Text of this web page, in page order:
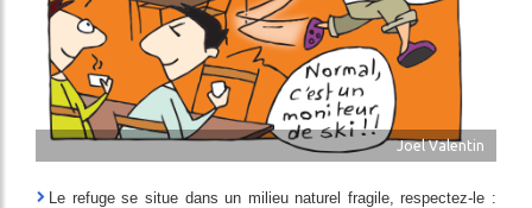
Joel Valentin
Le refuge se situe dans un milieu naturel fragile, respectez-le :